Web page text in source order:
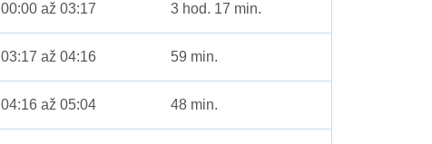
00:00 až 03:17 3 hod. 17 min.
03:17 až 04:16 59 min.
04:16 až 05:04 48 min.